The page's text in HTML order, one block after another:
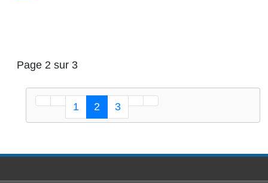
Page 2 sur 3
1 2 3